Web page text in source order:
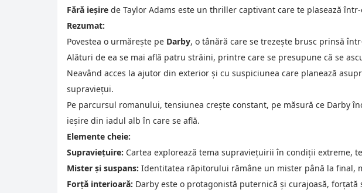
Fără ieșire de Taylor Adams este un thriller captivant care te plasează
Rezumat:
Povestea o urmărește pe Darby, o tânără care se trezește brusc prinsă
Alături de ea se mai află patru străini, printre care se presupune că se
Neavând acces la ajutor din exterior și cu suspiciunea care planează
supraviețui.
Pe parcursul romanului, tensiunea crește constant, pe măsură ce Darby
ieșire din iadul alb în care se află.
Elemente cheie:
Supraviețuire: Cartea explorează tema supraviețuirii în condiții extreme,
Mister și suspans: Identitatea răpitorului rămâne un mister până la final,
Forță interioară: Darby este o protagonistă puternică și curajoasă,